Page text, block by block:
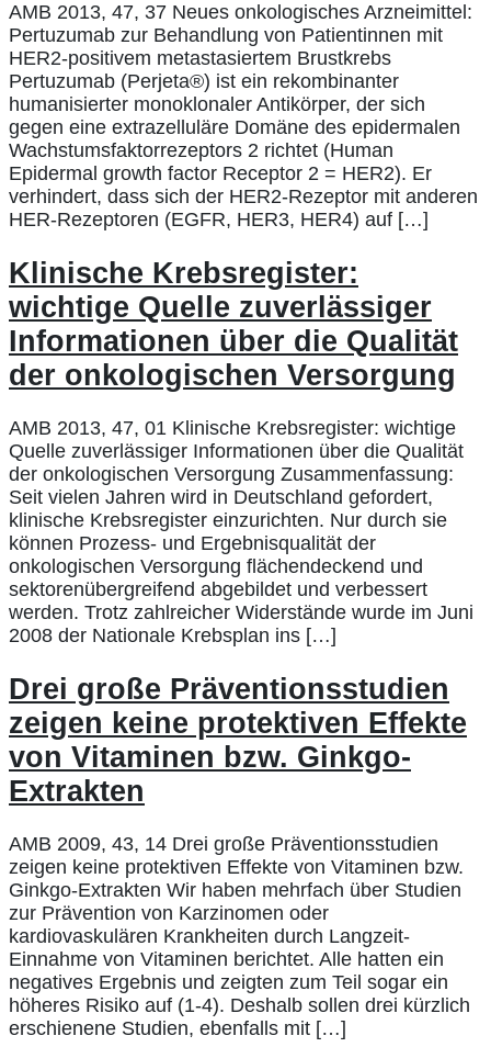
AMB 2013, 47, 37 Neues onkologisches Arzneimittel:
Pertuzumab zur Behandlung von Patientinnen mit
HER2-positivem metastasiertem Brustkrebs
Pertuzumab (Perjeta®) ist ein rekombinanter
humanisierter monoklonaler Antikörper, der sich
gegen eine extrazelluläre Domäne des epidermalen
Wachstumsfaktorrezeptors 2 richtet (Human
Epidermal growth factor Receptor 2 = HER2). Er
verhindert, dass sich der HER2-Rezeptor mit anderen
HER-Rezeptoren (EGFR, HER3, HER4) auf […]
Klinische Krebsregister:
wichtige Quelle zuverlässiger
Informationen über die Qualität
der onkologischen Versorgung
AMB 2013, 47, 01 Klinische Krebsregister: wichtige
Quelle zuverlässiger Informationen über die Qualität
der onkologischen Versorgung Zusammenfassung:
Seit vielen Jahren wird in Deutschland gefordert,
klinische Krebsregister einzurichten. Nur durch sie
können Prozess- und Ergebnisqualität der
onkologischen Versorgung flächendeckend und
sektorenübergreifend abgebildet und verbessert
werden. Trotz zahlreicher Widerstände wurde im Juni
2008 der Nationale Krebsplan ins […]
Drei große Präventionsstudien
zeigen keine protektiven Effekte
von Vitaminen bzw. Ginkgo-
Extrakten
AMB 2009, 43, 14 Drei große Präventionsstudien
zeigen keine protektiven Effekte von Vitaminen bzw.
Ginkgo-Extrakten Wir haben mehrfach über Studien
zur Prävention von Karzinomen oder
kardiovaskulären Krankheiten durch Langzeit-
Einnahme von Vitaminen berichtet. Alle hatten ein
negatives Ergebnis und zeigten zum Teil sogar ein
höheres Risiko auf (1-4). Deshalb sollen drei kürzlich
erschienene Studien, ebenfalls mit […]